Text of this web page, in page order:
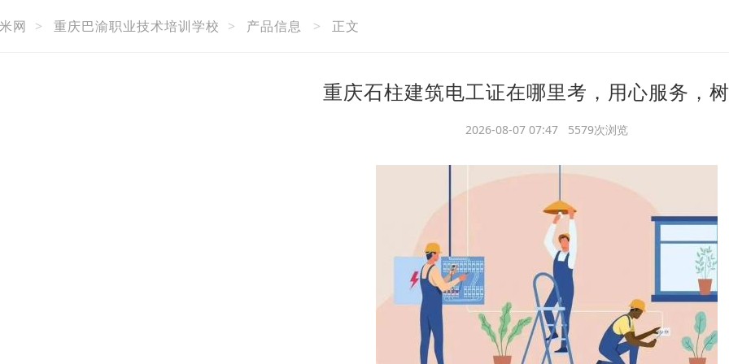
网 > 重庆巴渝职业技术培训学校 > 产品信息 > 正文
重庆石柱建筑电工证在哪里考，用心服务，
2026-08-07 07:47 5579次浏览